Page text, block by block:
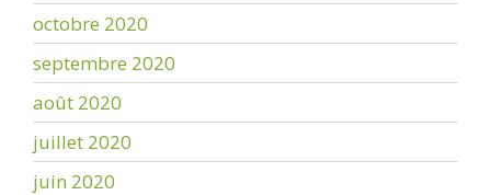
octobre 2020
septembre 2020
août 2020
juillet 2020
juin 2020